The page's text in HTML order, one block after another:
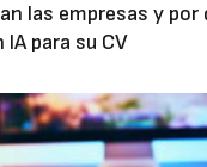
las empresas y por
para su CV